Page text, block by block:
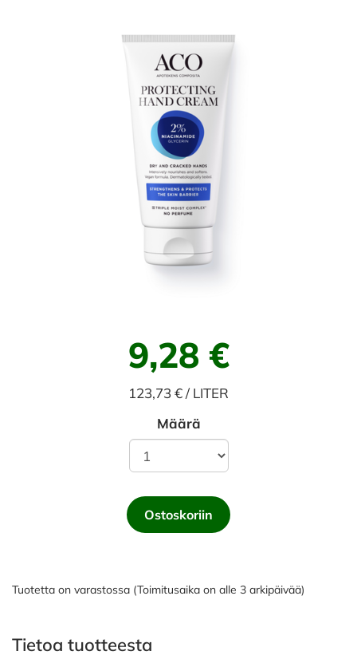
9,28 €
123,73 € / LITER
Määrä
Ostoskoriin
Tuotetta on varastossa (Toimitusaika on alle 3 arkipäivää)
Tietoa tuotteesta